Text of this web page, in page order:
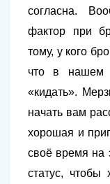
согласна.
фактор при
тому, у кого
что в нашем
«кидать».
начать вам
хорошая и
своё время на
статус,